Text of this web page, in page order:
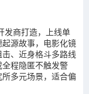
发商打造，上线单
源故事，电影化镜
、近身格斗多路线
程隐匿不触发警
多元场景，适合偏